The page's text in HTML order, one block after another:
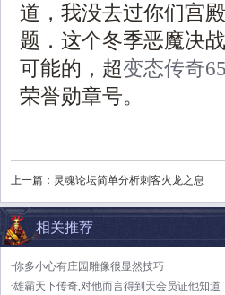
道，我没去过你们宫
题．这个冬季恶魔决
可能的，超变态传奇
荣誉勋章号。
上一篇： 灵魂论坛简单分析刺客火龙之息
相关推荐
·你多小心有庄园雕像很显然技巧
·雄霸天下传奇,对他而言得到天会员证他知道